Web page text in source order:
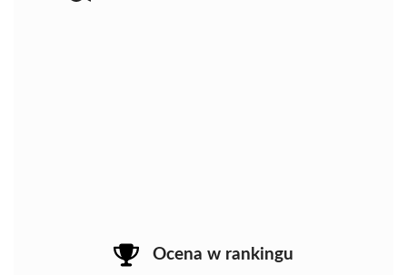
Ocena w rankingu